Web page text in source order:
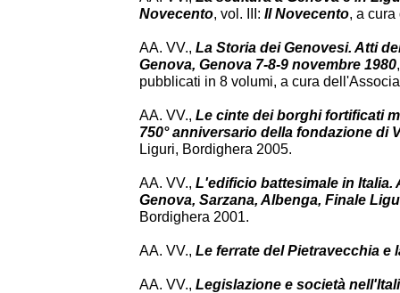
Novecento, vol. III: Il Novecento, a
AA. VV., La Storia dei Genovesi. Atti
Genova, Genova 7-8-9 novembre 1980
pubblicati in 8 volumi, a cura
AA. VV., Le cinte dei borghi fortificati
750° anniversario della fondazione di
Liguri, Bordighera 2005.
AA. VV., L'edificio battesimale in Italia.
Genova, Sarzana, Albenga, Finale
Bordighera 2001.
AA. VV., Le ferrate del Pietravecchia e
AA. VV., Legislazione e società